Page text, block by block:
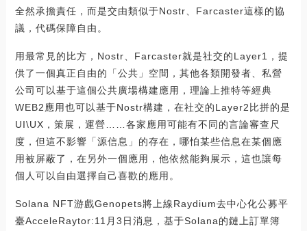
全然承擔責任，而是交由類似于Nostr、Farcaster這樣的協
議，代碼保障自由。
用最常見的比方，Nostr、Farcaster就是社交的Layer1，提
供了一個真正自由的「公共」空間，其他各類開發者、私營
公司可以基于這個公共廣場構建應用，理論上推特等經典
WEB2應用也可以基于Nostr構建，在社交的Layer2比拼的是
UI\UX，策展，運營……各家應用可能有不同的言論審查尺
度，但這不影響「源信息」的存在，哪怕某些信息在某個應
用被屏蔽了，在另外一個應用，他依然能夠展示，這也讓每
個人可以自由選擇自己喜歡的應用。
Solana NFT游戲Genopets將上線Raydium去中心化公募平
臺AcceleRaytor:11月3日消息，基于Solana的鏈上訂單簿